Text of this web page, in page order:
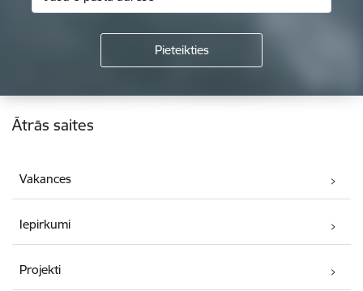
Kājene
Ātrās saites
Vakances
Iepirkumi
Projekti